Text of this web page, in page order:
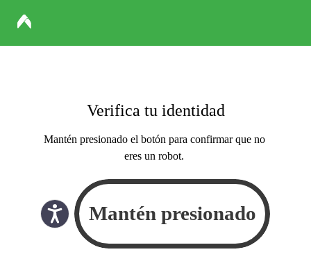
Verifica tu identidad
Mantén presionado el botón para confirmar que no
eres un robot.